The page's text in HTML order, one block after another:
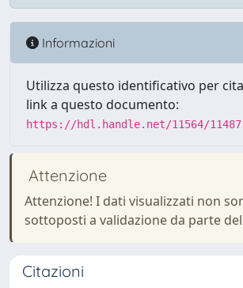
Informazioni
Utilizza questo identificativo per
link a questo documento:
https://hdl.handle.net/11564/
Attenzione
Attenzione! I dati visualizzati non
sottoposti a validazione da parte
Citazioni